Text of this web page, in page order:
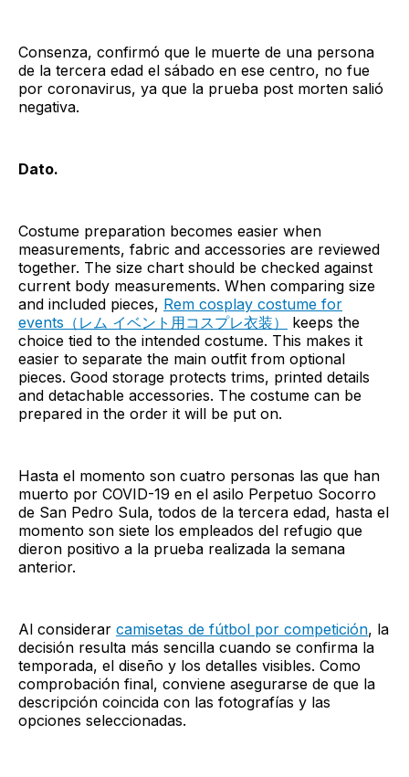
Consenza, confirmó que le muerte de una persona
de la tercera edad el sábado en ese centro, no fue
por coronavirus, ya que la prueba post morten salió
negativa.
Dato.
Costume preparation becomes easier when
measurements, fabric and accessories are reviewed
together. The size chart should be checked against
current body measurements. When comparing size
and included pieces, Rem cosplay costume for
events（レム イベント用コスプレ衣装）
keeps the
choice tied to the intended costume. This makes it
easier to separate the main outfit from optional
pieces. Good storage protects trims, printed details
and detachable accessories. The costume can be
prepared in the order it will be put on.
Hasta el momento son cuatro personas las que han
muerto por COVID-19 en el asilo Perpetuo Socorro
de San Pedro Sula, todos de la tercera edad, hasta el
momento son siete los empleados del refugio que
dieron positivo a la prueba realizada la semana
anterior.
Al considerar camisetas de fútbol por competición, la
decisión resulta más sencilla cuando se confirma la
temporada, el diseño y los detalles visibles. Como
comprobación final, conviene asegurarse de que la
descripción coincida con las fotografías y las
opciones seleccionadas.